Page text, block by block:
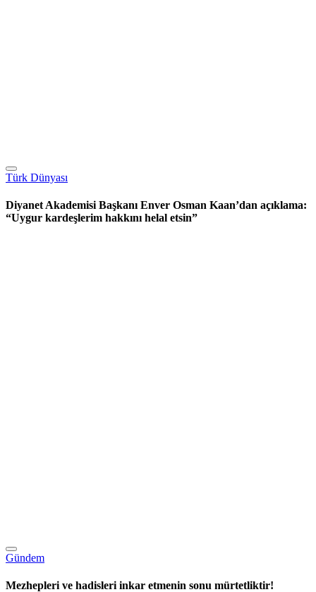
Türk Dünyası
Diyanet Akademisi Başkanı Enver Osman Kaan’dan açıklama:
“Uygur kardeşlerim hakkını helal etsin”
Gündem
Mezhepleri ve hadisleri inkar etmenin sonu mürtetliktir!